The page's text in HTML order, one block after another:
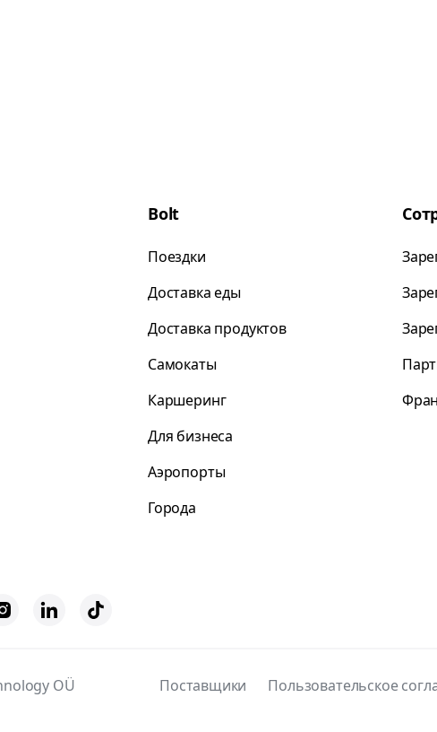
Bolt
Поездки
Доставка еды
Доставка продуктов
Самокаты
Каршеринг
Для бизнеса
Аэропорты
Города
OÜ Поставщики Пользовательское